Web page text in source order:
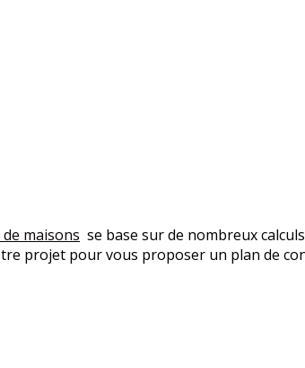
maisons se base sur de nombreux
projet pour vous proposer un plan de